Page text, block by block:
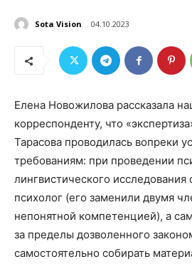
Sota Vision 04.10.2023
Елена Новожилова рассказала
корреспонденту, что
Тарасова проводилась вопреки
требованиям: при проведении
лингвистического исследования
психолог (его заменили двумя
непонятной компетенцией), а
за пределы дозволенного
самостоятельно собирать